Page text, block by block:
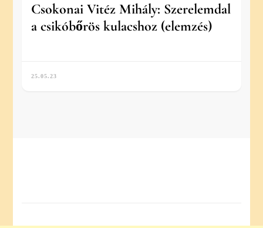
Csokonai Vitéz Mihály: Szerelemdal
a csikóbőrös kulacshoz (elemzés)
25.05.23